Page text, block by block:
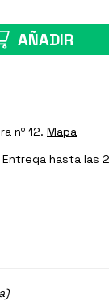
AÑADIR
nº 12. Mapa
Entrega hasta las